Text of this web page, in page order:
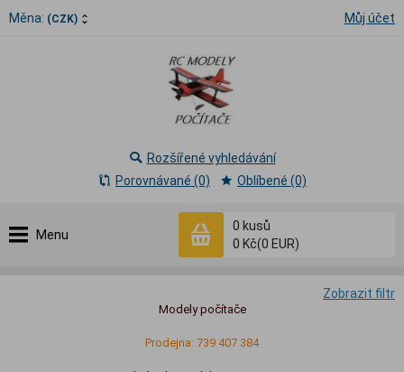
Měna: (CZK) Můj účet
Menu
0 kusů
0 Kč(0 EUR)
Rozšířené vyhledávání
Porovnávané (0)
Oblíbené (0)
Zobrazit filtr
Modely počítače
Prodejna: 739 407 384